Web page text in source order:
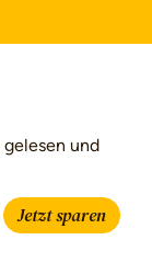
gelesen und
Jetzt sparen